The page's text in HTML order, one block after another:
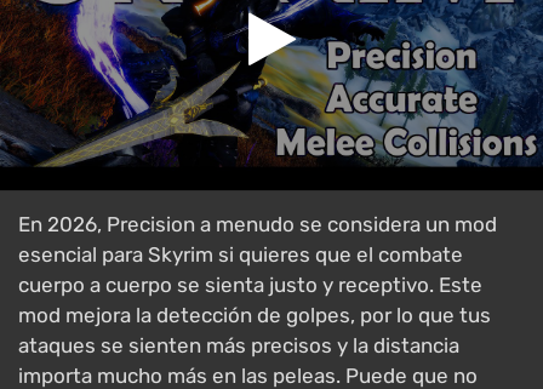
En 2026, Precision a menudo se considera un mod
esencial para Skyrim si quieres que el combate
cuerpo a cuerpo se sienta justo y receptivo. Este
mod mejora la detección de golpes, por lo que tus
ataques se sienten más precisos y la distancia
importa mucho más en las peleas. Puede que no